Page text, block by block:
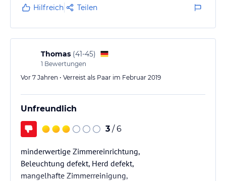
schon braune Flecken hatten. Die Küchenzeile klebte
und aus allen Schränken kamen Tiere. Gereinigt
wurde das Zimmer in den vier Tagen auch nicht.
Lediglich am letzten Tag bekamen wir frische
Handtücher, die…
Hilfreich Teilen
Thomas (41-45)
1 Bewertungen
Vor 7 Jahren • Verreist als Paar im Februar 2019
Unfreundlich
3 / 6
minderwertige Zimmereinrichtung,
Beleuchtung defekt, Herd defekt,
mangelhafte Zimmerreinigung,